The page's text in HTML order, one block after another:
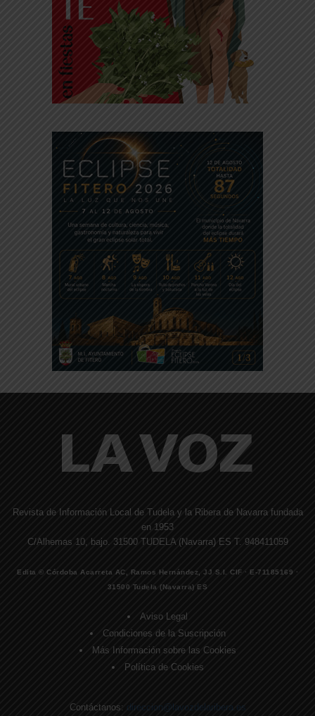
Revista de Información Local de Tudela y la Ribera de Navarra fundada
en 1953
C/Alhemas 10, bajo. 31500 TUDELA (Navarra) ES T. 948411059
Edita © Córdoba Acarreta AC, Ramos Hernández, JJ S.I. CIF · E-71185169 ·
31500 Tudela (Navarra) ES
Aviso Legal
Condiciones de la Suscripción
Más Información sobre las Cookies
Política de Cookies
Contáctanos: direccion@lavozdelaribera.es